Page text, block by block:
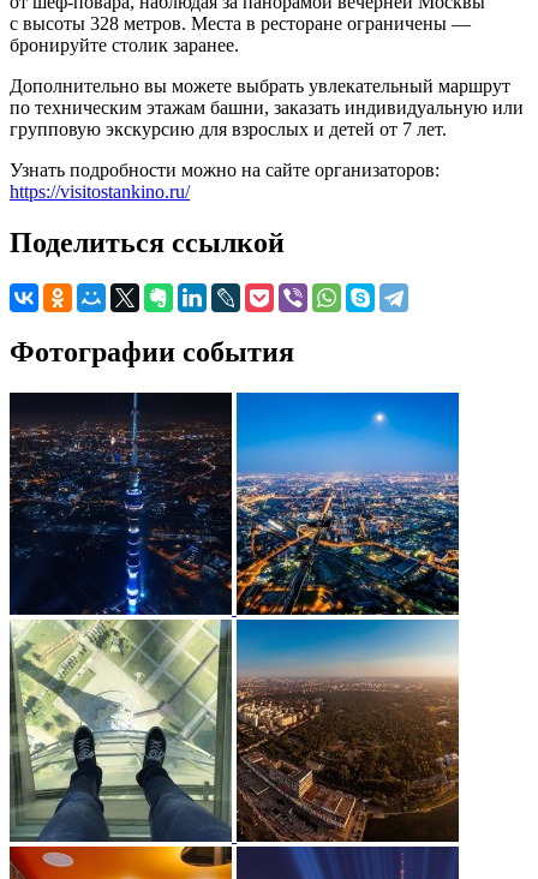
с высоты 328 метров. Места в ресторане ограничены —
бронируйте столик заранее.
Дополнительно вы можете выбрать увлекательный маршрут
по техническим этажам башни, заказать индивидуальную или
групповую экскурсию для взрослых и детей от 7 лет.
Узнать подробности можно на сайте организаторов:
https://visitostankino.ru/
Поделиться ссылкой
Фотографии события